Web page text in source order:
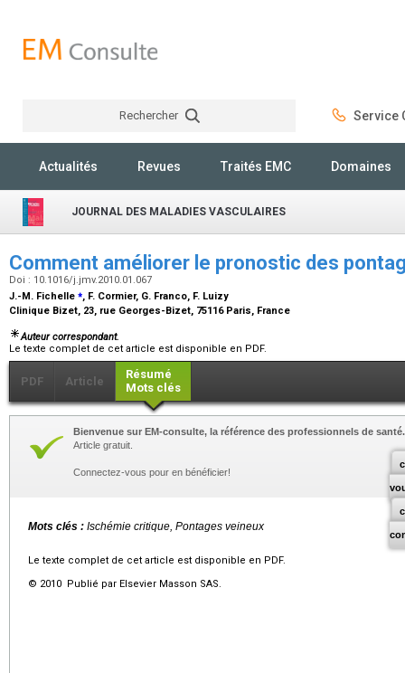
Rechercher Service
Actualités Revues Traités EMC Domaines
JOURNAL DES MALADIES VASCULAIRES
Comment améliorer le pronostic des
Doi : 10.1016/j.jmv.2010.01.067
J.-M. Fichelle ⁎, F. Cormier, G. Franco, F. Luizy
Clinique Bizet, 23, rue Georges-Bizet, 75116 Paris, France
Auteur correspondant.
Le texte complet de cet article est disponible en PDF.
PDF Article
Résumé
Mots clés
Bienvenue sur EM-consulte, la référence des professionnels de santé.
Article gratuit.
Connectez-vous pour en bénéficier!
Mots clés : Ischémie critique, Pontages veineux
Le texte complet de cet article est disponible en PDF.
© 2010 Publié par Elsevier Masson SAS.